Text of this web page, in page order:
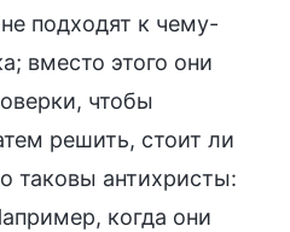
подходят к чему-
вместо этого они
чтобы
решить, стоит ли
таковы антихристы:
когда они